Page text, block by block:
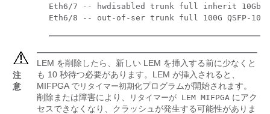
Eth6/7 -- hwdisabled trunk full inherit
Eth6/8 -- out-of-ser trunk full 100G QSFP-100G-
注
意
LEM を削除したら、新しい LEM を挿入する前に少なくと
も 10 秒待つ必要があります。LEM が挿入されると、
MIFPGA で リタイマー初期化プログラムが開始されます。
削除または障害により、
リタイマーが LEM MIFPGA にアク
セスできなくなり、クラッシュが発生する可能性がありま